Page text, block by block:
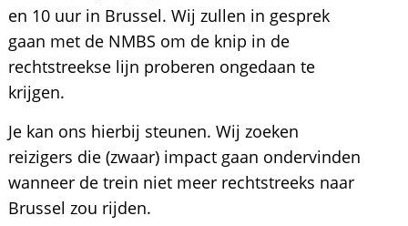
en 10 uur in Brussel. Wij zullen in gesprek
gaan met de NMBS om de knip in de
rechtstreekse lijn proberen ongedaan te
krijgen.
Je kan ons hierbij steunen. Wij zoeken
reizigers die (zwaar) impact gaan ondervinden
wanneer de trein niet meer rechtstreeks naar
Brussel zou rijden.